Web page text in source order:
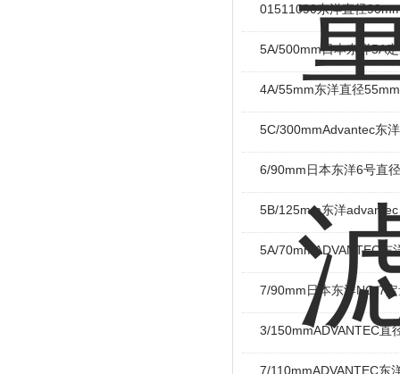
01511090东洋直径
5A/500mm日本东洋5A
4A/55mm东洋直径
5C/300mmAdvantec东
6/90mm日本东洋6号直
5B/125mm东洋
5A/70mmADVANTEC东
7/90mm日本东洋NO 7
3/150mmADVANTEC直
7/110mmADVANTEC东